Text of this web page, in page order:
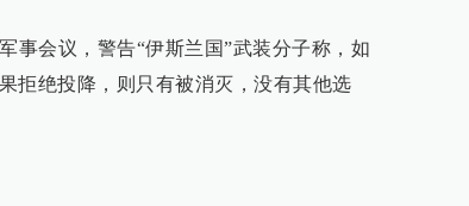
事会议，警告“伊斯兰国”武装分子称，如
拒绝投降，则只有被消灭，没有其他选